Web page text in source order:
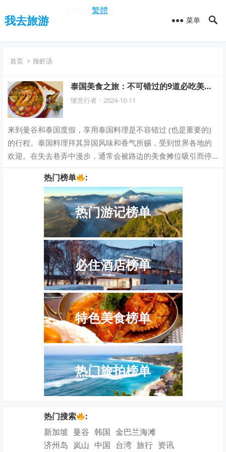
繁體
我去旅游 菜单
首页 辣虾汤
泰国美食之旅：不可错过的9道必吃美
味！
惬意行者 · 2024-10-11
来到曼谷和泰国度假，享用泰国料理是不容错过 (也是重要的)
的行程。泰国料理拜其异国风味和香气所赐，受到世界各地的
欢迎。在失去巷弄中漫步，通常会被路边的美食摊位吸引而停
热门榜单 :
热门游记榜单
必住酒店榜单
特色美食榜单
热门旅拍榜单
热门搜索
:
新加坡 曼谷 韩国 金巴兰海滩
济州岛 岚山 中国 台湾 旅行 资讯